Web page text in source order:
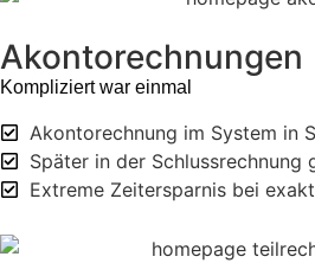
Akontorechnungen
Kompliziert war einmal
Akontorechnung im System in
Später in der Schlussrechnung
Extreme Zeitersparnis bei